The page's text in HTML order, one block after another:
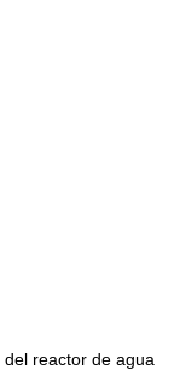
del reactor de agua